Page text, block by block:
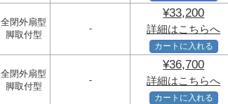
全閉外扇型
脚取付型
-
¥33,200
詳細はこちらへ
カートに入れる
全閉外扇型
脚取付型
-
¥36,700
詳細はこちらへ
カートに入れる